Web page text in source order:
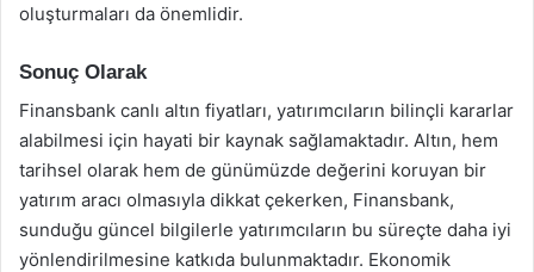
oluşturmaları da önemlidir.
Sonuç Olarak
Finansbank canlı altın fiyatları, yatırımcıların bilinçli kararlar
alabilmesi için hayati bir kaynak sağlamaktadır. Altın, hem
tarihsel olarak hem de günümüzde değerini koruyan bir
yatırım aracı olmasıyla dikkat çekerken, Finansbank,
sunduğu güncel bilgilerle yatırımcıların bu süreçte daha iyi
yönlendirilmesine katkıda bulunmaktadır. Ekonomik